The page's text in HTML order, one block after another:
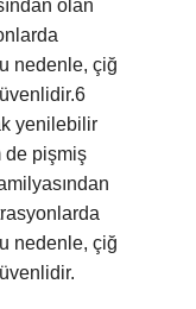
olan
nedenle, çiğ
yenilebilir
de pişmiş
nedenle, çiğ